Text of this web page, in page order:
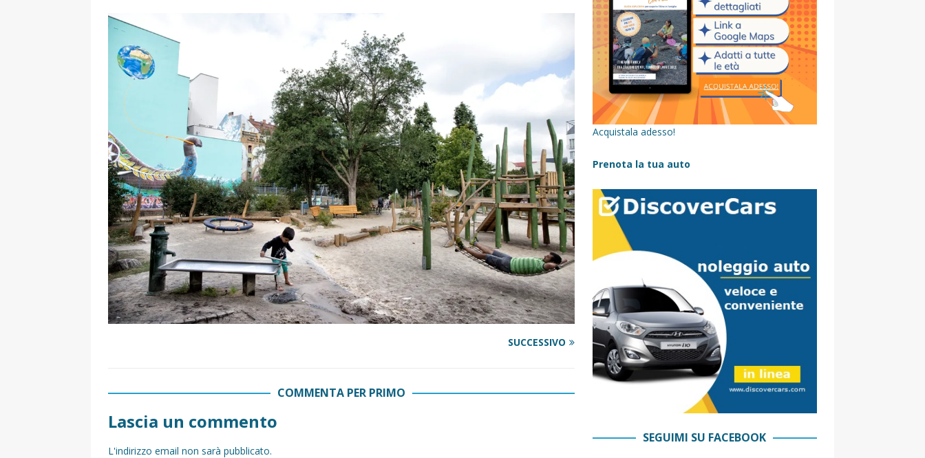
[ 17 Dicembre 2025 ]
Organizzare un viaggio in Sicilia con i bambini (senza stress)
Rifugi e Bivacchi sull’Etna: Guida Completa per Famiglie
PARCHI NATURALI E AREE PICNIC
[ 2 Aprile 2025 ]
Escursioni in Sicilia con bambini: itinerari imperdibili (+ consigli utili)- Parte 1
VIAGGI IN SICILIA
[ 17 Settembre 2023 ] Vendemmia con i bambini in Sicilia, dove andare?
FATTORIE
DIDATTICHE
[ 19 Gennaio 2023 ] Visitare la Fiumara d’Arte con i bambini, quando la natura incontra l’arte
VIAGGI IN SICILIA
[ 20 Marzo 2022 ] Cosa fare in Sicilia con i bambini: mare, attività e tour a prova di famiglia
VIAGGI IN SICILIA
SUCCESSIVO
COMMENTA PER PRIMO
Lascia un commento
L'indirizzo email non sarà pubblicato.
Acquistala adesso!
Prenota la tua auto
SEGUIMI SU FACEBOOK